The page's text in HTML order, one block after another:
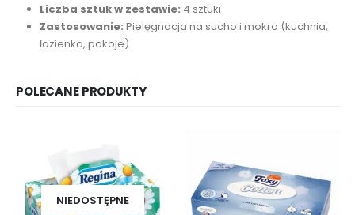
Liczba sztuk w zestawie: 4 sztuki
Zastosowanie: Pielęgnacja na sucho i mokro (kuchnia,
łazienka, pokoje)
POLECANE PRODUKTY
NIEDOSTĘPNE